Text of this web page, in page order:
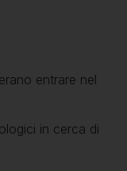
entrare nel
in cerca di